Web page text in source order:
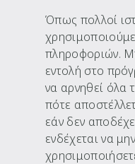
Όπως πολλοί
πληροφοριών.
εντολή στο
να αρνηθεί όλα
πότε
εάν δεν
ενδέχεται να